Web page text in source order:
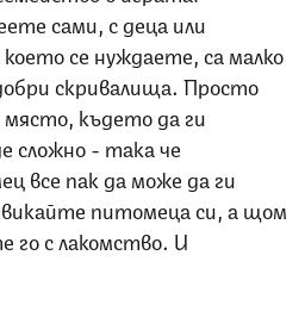
сами, с деца или
се нуждаете, са малко
скривалища. Просто
където да ги
сложно - така че
все пак да може да ги
питомеца си, а щом
го с лакомство. И